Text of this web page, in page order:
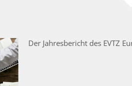
Der Jahresbericht des EVTZ